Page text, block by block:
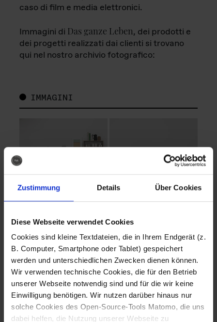
Zustimmung Details Über Cookies
Diese Webseite verwendet Cookies
Cookies sind kleine Textdateien, die in Ihrem Endgerät (z.
B. Computer, Smartphone oder Tablet) gespeichert
werden und unterschiedlichen Zwecken dienen können.
Wir verwenden technische Cookies, die für den Betrieb
unserer Webseite notwendig sind und für die wir keine
Einwilligung benötigen. Wir nutzen darüber hinaus nur
solche Cookies des Open-Source-Tools Matomo, die uns
dabei helfen, die Nutzung unserer Webseite zu
caso di film e media elettronici.
Immagini di Das ganze Leben, dei prodotti e
dei progetti realizzati dai clienti si trovano
qui nel nostro archivio fotografico:
IMMAGINI
Fotografo: Lorenz
Sternbach
Download
Fotografo: Lorenz
Sternbach
Download